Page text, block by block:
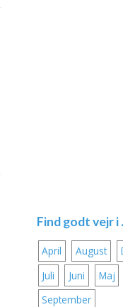
Find godt vejr i
April August
Juli
Juni Maj
September